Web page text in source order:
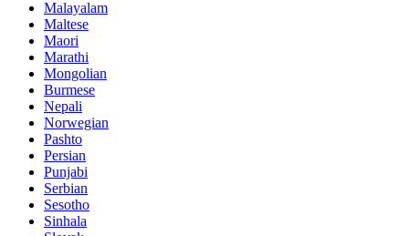
Malayalam
Maltese
Maori
Marathi
Mongolian
Burmese
Nepali
Norwegian
Pashto
Persian
Punjabi
Serbian
Sesotho
Sinhala